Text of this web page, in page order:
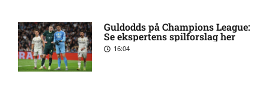
skader og karantæner
[2026/08/07]
UEFA Europa Conference
Guldodds på Champions League:
Se ekspertens spilforslag her
16:04